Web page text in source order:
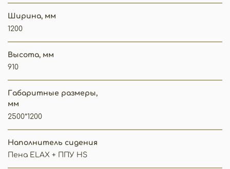
Ширина, мм
1200
Высота, мм
910
Габаритные размеры,
мм
2500*1200
Наполнитель сидения
Пена ELAX + ППУ HS